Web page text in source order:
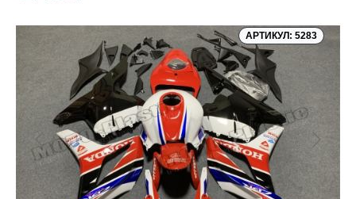
АРТИКУЛ: 5283